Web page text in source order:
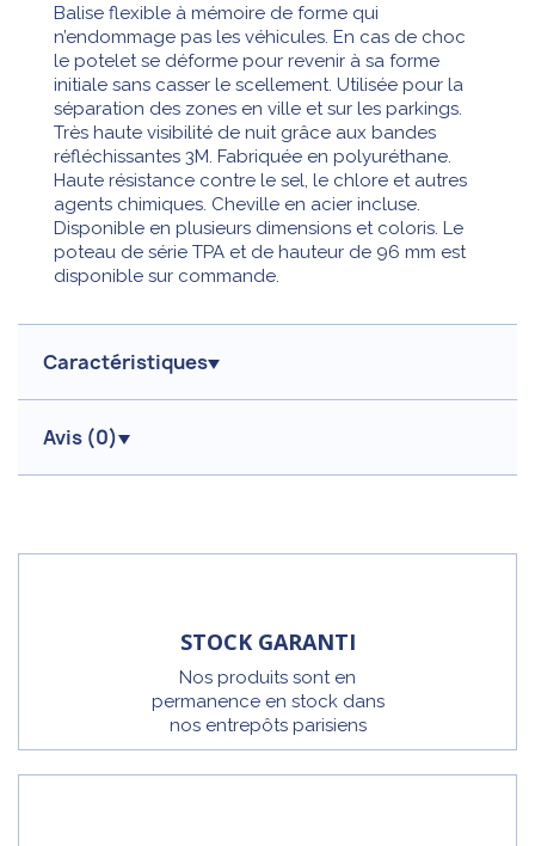
Balise flexible à mémoire de forme qui
n’endommage pas les véhicules. En cas de choc
le potelet se déforme pour revenir à sa forme
initiale sans casser le scellement. Utilisée pour la
séparation des zones en ville et sur les parkings.
Très haute visibilité de nuit grâce aux bandes
réfléchissantes 3M. Fabriquée en polyuréthane.
Haute résistance contre le sel, le chlore et autres
agents chimiques. Cheville en acier incluse.
Disponible en plusieurs dimensions et coloris. Le
poteau de série TPA et de hauteur de 96 mm est
disponible sur commande.
Caractéristiques
Avis (0)
STOCK GARANTI
Nos produits sont en
permanence en stock dans
nos entrepôts parisiens